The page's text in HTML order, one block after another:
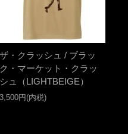
ザ・クラッシュ / ブラッ
ク・マーケット・クラッ
シュ（LIGHTBEIGE）
3,500円(内税)